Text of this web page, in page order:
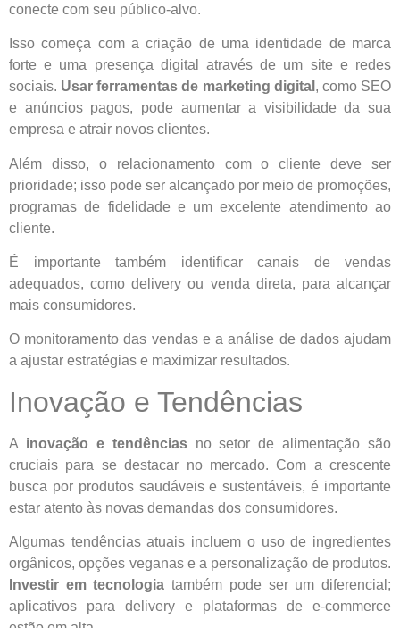
conecte com seu público-alvo.
Isso começa com a criação de uma identidade de marca
forte e uma presença digital através de um site e redes
sociais. Usar ferramentas de marketing digital , como SEO
e anúncios pagos, pode aumentar a visibilidade da sua
empresa e atrair novos clientes.
Além disso, o relacionamento com o cliente deve ser
prioridade; isso pode ser alcançado por meio de promoções,
programas de fidelidade e um excelente atendimento ao
cliente.
É importante também identificar canais de vendas
adequados, como delivery ou venda direta, para alcançar
mais consumidores.
O monitoramento das vendas e a análise de dados ajudam
a ajustar estratégias e maximizar resultados.
Inovação e Tendências
A inovação e tendênciasno setor de alimentação são
cruciais para se destacar no mercado. Com a crescente
busca por produtos saudáveis e sustentáveis, é importante
estar atento às novas demandas dos consumidores.
Algumas tendências atuais incluem o uso de ingredientes
orgânicos, opções veganas e a personalização de produtos.
Investir em tecnologia também pode ser um diferencial;
aplicativos para delivery e plataformas de e-commerce